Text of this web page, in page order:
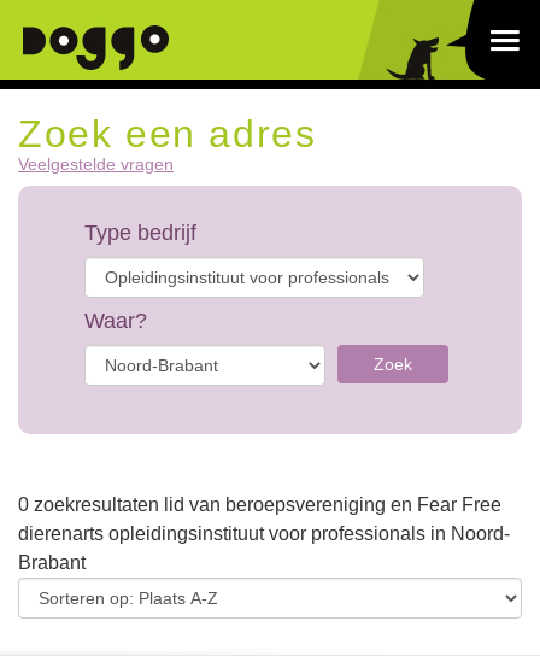
Zoek een adres
Veelgestelde vragen
Type bedrijf
Waar?
Zoek
0 zoekresultaten lid van beroepsvereniging en Fear Free
dierenarts opleidingsinstituut voor professionals in Noord-
Brabant